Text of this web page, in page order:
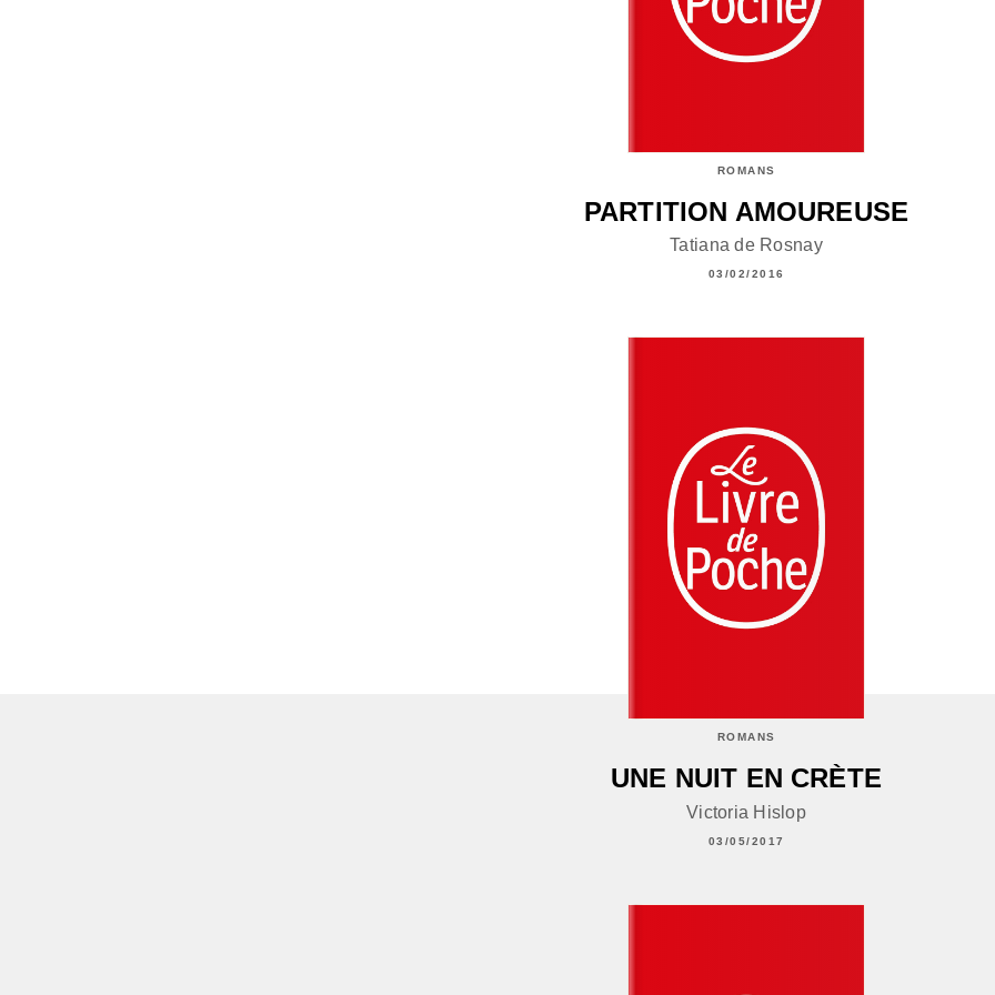
ROMANS
PARTITION AMOUREUSE
Tatiana de Rosnay
03/02/2016
ROMANS
UNE NUIT EN CRÈTE
Victoria Hislop
03/05/2017